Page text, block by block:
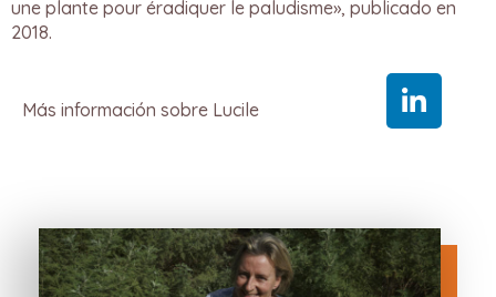
une plante pour éradiquer le paludisme», publicado en
2018.
Más información sobre Lucile